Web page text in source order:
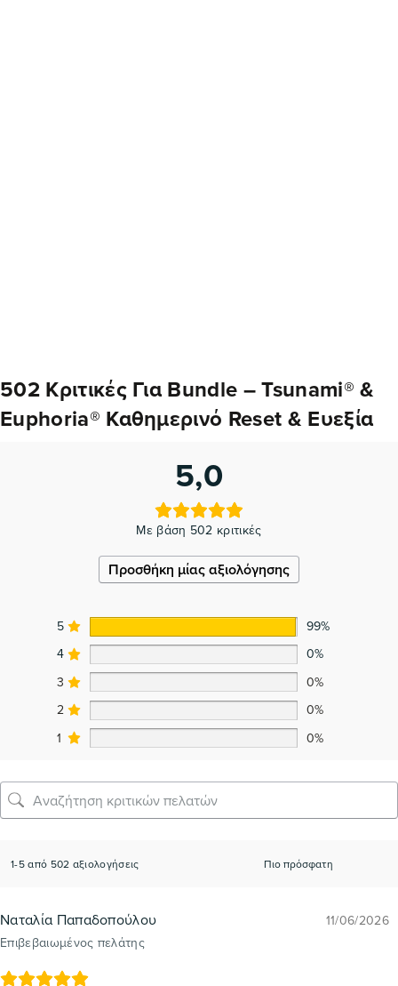
502 Κριτικές ΓιαBundle – Tsunami® &
Euphoria® Καθημερινό Reset & Ευεξία
5,0
Με βάση 502 κριτικές
Προσθήκη μίας αξιολόγησης
5
99%
4
0%
3
0%
2
0%
1
0%
1-5 από 502 αξιολογήσεις
Ναταλία Παπαδοπούλου
Επιβεβαιωμένος πελάτης
11/06/2026